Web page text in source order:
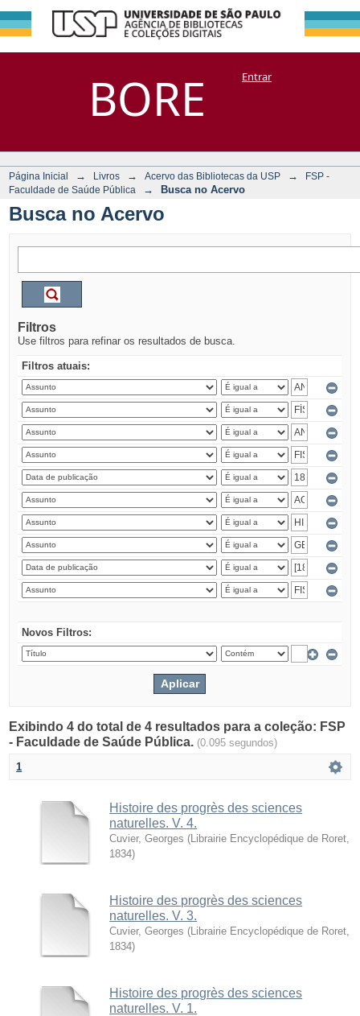
BORE
Busca no Acervo
DSpace/Manakin + CoriscoEntrar
Página Inicial → Livros → Acervo das Bibliotecas da USP →
FSP -
Faculdade de Saúde Pública
→ Busca no Acervo
Busca no Acervo
Filtros
Use filtros para refinar os resultados de busca.
Filtros atuais:
Novos Filtros:
Exibindo 4 do total de 4 resultados para a coleção: FSP
- Faculdade de Saúde Pública. (0.095 segundos)
1
Histoire des progrès des sciences
naturelles. V. 4.
Cuvier, Georges ( Librairie Encyclopédique de Roret
1834)
Histoire des progrès des sciences
naturelles. V. 3.
Cuvier, Georges ( Librairie Encyclopédique de Roret
1834)
Histoire des progrès des sciences
naturelles. V. 1.